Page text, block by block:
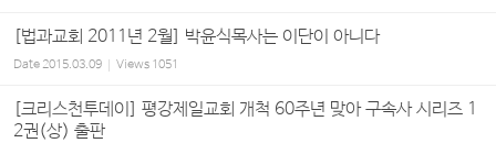
[법과교회 2011년 2월] 박윤식목사는 이단이 아니다
Date2015.03.09 Views 1051
[크리스천투데이] 평강제일교회 개척 60주년 맞아 구속사 시리즈 1
2권(상) 출판